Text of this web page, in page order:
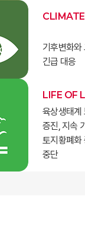
기후변화와
긴급 대응
LIFE OF
육상생태계
증진, 지속
토지황폐화
중단